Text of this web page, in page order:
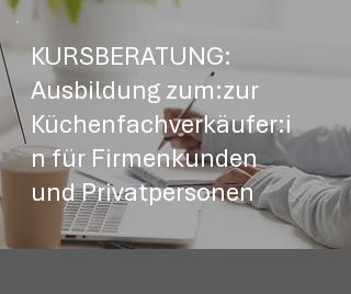
KURSBERATUNG:
Ausbildung zum:zur
Küchenfachverkäufer:i
n für Firmenkunden
und Privatpersonen